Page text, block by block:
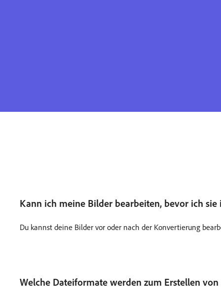
Kann ich meine Bilder bearbeiten, bevor ich sie
Du kannst deine Bilder vor oder nach der Konvertierung
Welche Dateiformate werden zum Erstellen von